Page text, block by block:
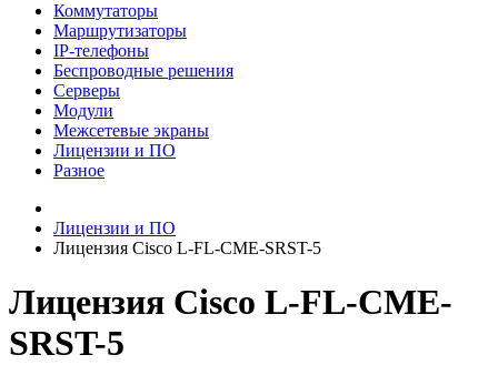
Коммутаторы
Маршрутизаторы
IP-телефоны
Беспроводные решения
Серверы
Модули
Межсетевые экраны
Лицензии и ПО
Разное
Лицензии и ПО
Лицензия Cisco L-FL-CME-SRST-5
Лицензия Cisco L-FL-CME-
SRST-5